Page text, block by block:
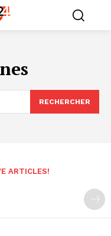
RECHERCHER
ARTICLES!